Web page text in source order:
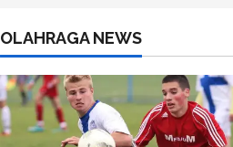
OLAHRAGA NEWS